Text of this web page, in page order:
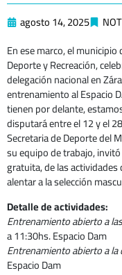
agosto 14, 2025
En ese marco, el
Deporte y Recreación,
delegación nacional en
entrenamiento al Espacio
tienen por delante,
disputará entre el 12 y el
Secretaria de Deporte del
su equipo de trabajo,
gratuita, de las
alentar a la selección
Detalle de actividades:
Entrenamiento abierto a
a 11:30hs. Espacio Dam
Entrenamiento abierto a
Espacio Dam